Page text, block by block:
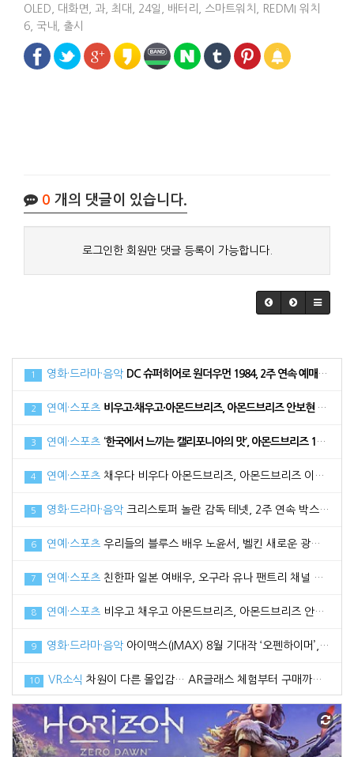
OLED
대화면 과 최대 24일 배터리 스마트워치
REDMI 워치
6 국내 출시
0 개의 댓글이 있습니다.
로그인한 회원만 댓글 등록이 가능합니다.
1 영화·드라마·음악 DC 슈퍼히어로 원더우먼 1984, 2주 연속 예매 순위 1위로 34만 관객 동원
2 연예·스포츠 비우고·채우고·아몬드브리즈, 아몬드브리즈 안보현 광고 메이킹 필름 공개
3 연예·스포츠 ‘한국에서 느끼는 캘리포니아의 맛’, 아몬드브리즈 17일 라치카 가비와 함께 라이브방송 진행
4 연예·스포츠 채우다 비우다 아몬드브리즈, 아몬드브리즈 이다희와 함께한 광고 메이킹 필름 공개
5 영화·드라마·음악 크리스토퍼 놀란 감독 테넷, 2주 연속 박스오피스 1위로 100만 관객 돌파
6 연예·스포츠 우리들의 블루스 배우 노윤서, 벨킨 새로운 광고 모델로 선정
7 연예·스포츠 친한파 일본 여배우, 오구라 유나 팬트리 채널 공식 오픈
8 연예·스포츠 비우고 채우고 아몬드브리즈, 아몬드브리즈 안보현과 함께한 2021 광고 영상 공개
9 영화·드라마·음악 아이맥스(IMAX) 8월 기대작 ‘오펜하이머’, 관전 포인트3 공개
10 VR소식 차원이 다른 몰입감… AR글래스 체험부터 구매까지 한번에, 엑스리얼 현대백화점 중동점 팝업스토어 오픈